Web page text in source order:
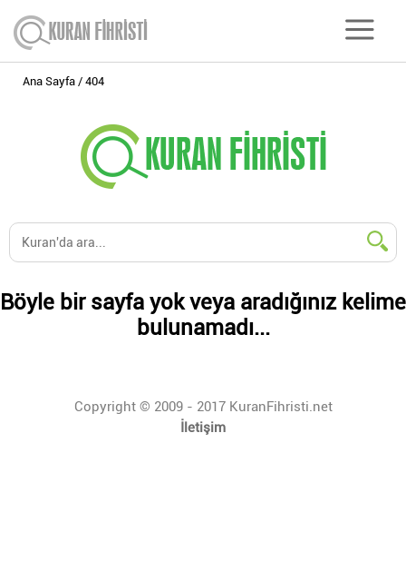
Ana Sayfa 404
Böyle bir sayfa yok veya aradığınız kelime
bulunamadı...
Copyright © 2009 - 2017 KuranFihristi.net
İletişim